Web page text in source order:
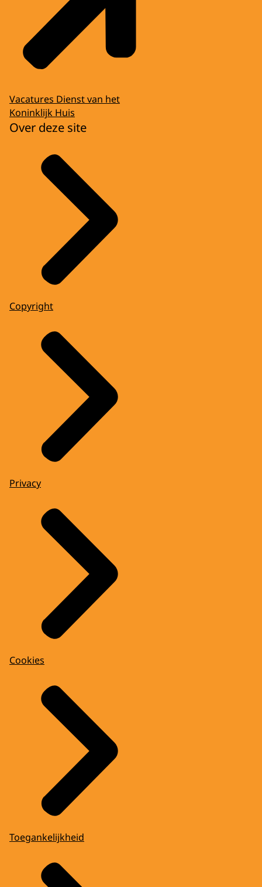
Vacatures Dienst van het
Koninklijk Huis
Over deze site
Copyright
Privacy
Cookies
Toegankelijkheid